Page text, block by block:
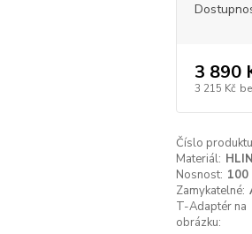
3 890
3 215 Kč
Číslo
Materiál:
Nosnost: 100
Zamykatelné:
T-Adaptér na
obrázku: